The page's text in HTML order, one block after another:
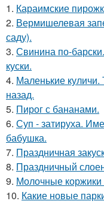
1. Караимские
2. Вермишелевая
саду).
3. Свинина по-
куски.
4. Маленькие куличи.
назад.
5. Пирог с бананами.
6. Суп - затируха.
бабушка.
7. Праздничная
8. Праздничный
9. Молочные коржики
10. Какие новые